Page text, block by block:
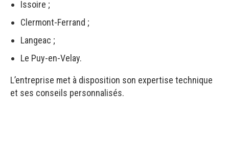
Issoire ;
Clermont-Ferrand ;
Langeac ;
Le Puy-en-Velay.
L’entreprise met à disposition son expertise technique
et ses conseils personnalisés.